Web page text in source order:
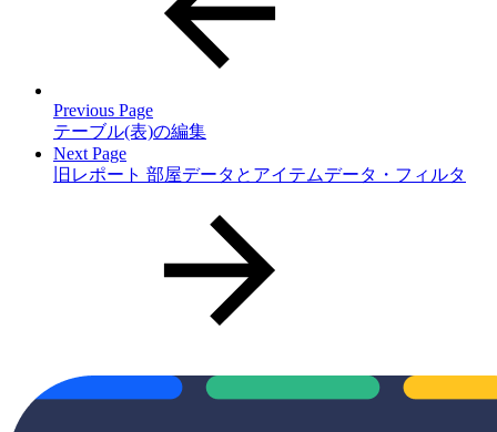
Previous Page
テーブル(表)の編集
Next Page
旧レポート 部屋データとアイテムデータ・フィルタ